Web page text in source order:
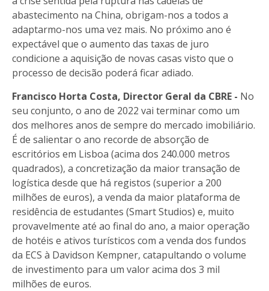
abastecimento na China, obrigam-nos a todos a
adaptarmo-nos uma vez mais. No próximo ano é
expectável que o aumento das taxas de juro
condicione a aquisição de novas casas visto que o
processo de decisão poderá ficar adiado.
Francisco Horta Costa, Director Geral da CBRE - No
seu conjunto, o ano de 2022 vai terminar como um
dos melhores anos de sempre do mercado imobiliário.
É de salientar o ano recorde de absorção de
escritórios em Lisboa (acima dos 240.000 metros
quadrados), a concretização da maior transação de
logística desde que há registos (superior a 200
milhões de euros), a venda da maior plataforma de
residência de estudantes (Smart Studios) e, muito
provavelmente até ao final do ano, a maior operação
de hotéis e ativos turísticos com a venda dos fundos
da ECS à Davidson Kempner, catapultando o volume
de investimento para um valor acima dos 3 mil
milhões de euros.